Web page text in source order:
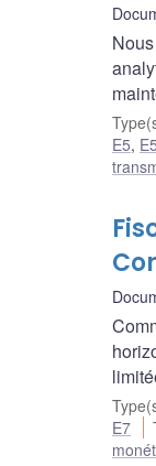
E5,
E7